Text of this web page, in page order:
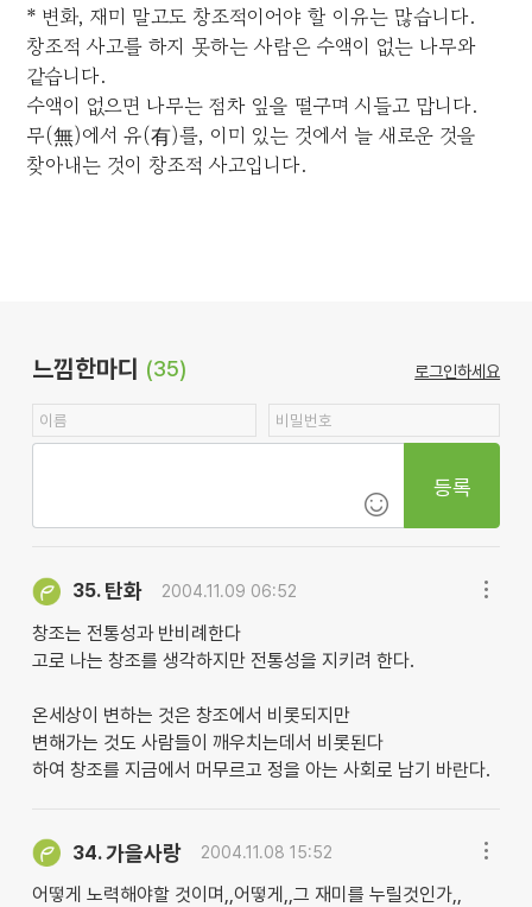
* 변화, 재미 말고도 창조적이어야 할 이유는 많습니다.
창조적 사고를 하지 못하는 사람은 수액이 없는 나무와
같습니다.
수액이 없으면 나무는 점차 잎을 떨구며 시들고 맙니다.
무(無)에서 유(有)를, 이미 있는 것에서 늘 새로운 것을
찾아내는 것이 창조적 사고입니다.
느낌한마디 (35) 로그인하세요
등록
35. 탄화 2004.11.09 06:52
창조는 전통성과 반비례한다
고로 나는 창조를 생각하지만 전통성을 지키려 한다.
온세상이 변하는 것은 창조에서 비롯되지만
변해가는 것도 사람들이 깨우치는데서 비롯된다
하여 창조를 지금에서 머무르고 정을 아는 사회로 남기 바란다.
34.가을사랑 2004.11.08 15:52
어떻게 노력해야할 것이며,,어떻게,,그 재미를 누릴것인가,,